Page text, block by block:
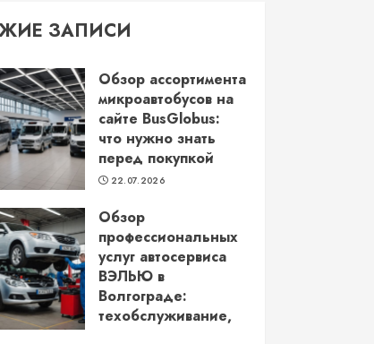
ЗАПИСИ
Обзор ассортимента
микроавтобусов на
сайте BusGlobus:
что нужно знать
перед покупкой
22.07.2026
Обзор
профессиональных
услуг автосервиса
ВЭЛЬЮ в
Волгограде:
техобслуживание,